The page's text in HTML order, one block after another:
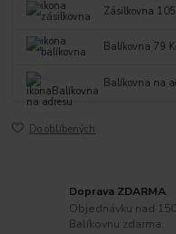
Zásilkovna
Balíkovna 79
Balíkovna na
Do oblíbených
Doprava ZDARMA
Objednávku nad
Balíkovnu zdarma.